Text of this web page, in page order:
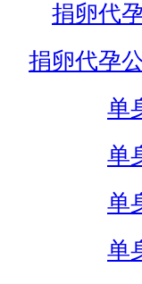
捐卵代
捐卵代孕
单
单
单
单